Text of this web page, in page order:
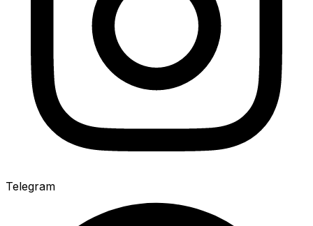
Telegram